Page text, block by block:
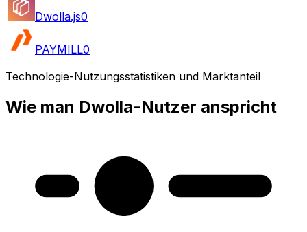
Dwolla.js0
PAYMILL0
Technologie-Nutzungsstatistiken und Marktanteil
Wie man Dwolla-Nutzer anspricht